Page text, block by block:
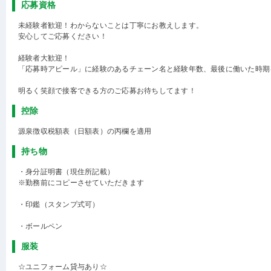
応募資格
未経験者歓迎！わからないことは丁寧にお教えします。
安心してご応募ください！
経験者大歓迎！
「応募時アピール」に経験のあるチェーン名と経験年数、最後に働いた時
明るく笑顔で接客できる方のご応募お待ちしてます！
控除
源泉徴収税額表（日額表）の丙欄を適用
持ち物
・身分証明書（現住所記載）
※勤務前にコピーさせていただきます
・印鑑（スタンプ式可）
・ボールペン
服装
☆ユニフォーム貸与あり☆